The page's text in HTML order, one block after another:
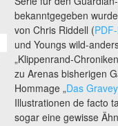
bekanntgegeben
von Chris Riddell (
und Youngs wild-
„Klippenrand-
zu Arenas bisherigen
Hommage „Das
Illustrationen de facto
sogar eine gewisse